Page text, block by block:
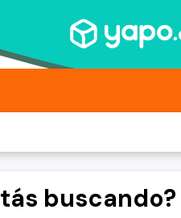
buscando?